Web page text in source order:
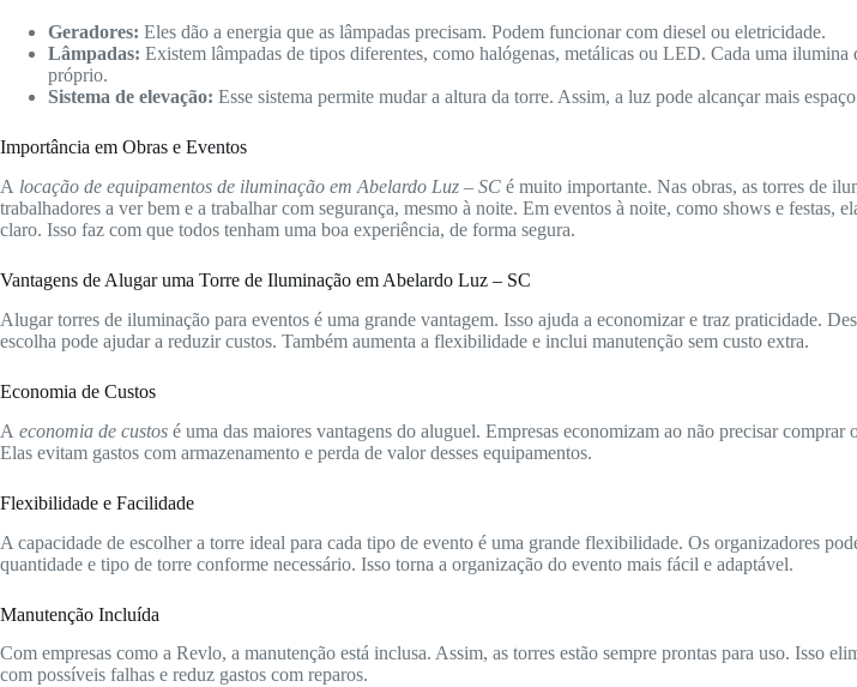
Geradores: Eles dão a energia que as lâmpadas precisam. Podem funcionar com diesel ou eletricidade.
Lâmpadas: Existem lâmpadas de tipos diferentes, como halógenas, metálicas ou LED. Cada uma ilumina
próprio.
Sistema de elevação: Esse sistema permite mudar a altura da torre. Assim, a luz pode alcançar mais
Importância em Obras e Eventos
A locação de equipamentos de iluminação em Abelardo Luz – SC é muito importante. Nas obras, as torres de
trabalhadores a ver bem e a trabalhar com segurança, mesmo à noite. Em eventos à noite, como shows e festas,
claro. Isso faz com que todos tenham uma boa experiência, de forma segura.
Vantagens de Alugar uma Torre de Iluminação em Abelardo Luz – SC
Alugar torres de iluminação para eventos é uma grande vantagem. Isso ajuda a economizar e traz praticidade.
escolha pode ajudar a reduzir custos. Também aumenta a flexibilidade e inclui manutenção sem custo extra.
Economia de Custos
A economia de custos é uma das maiores vantagens do aluguel. Empresas economizam ao não precisar comprar
Elas evitam gastos com armazenamento e perda de valor desses equipamentos.
Flexibilidade e Facilidade
A capacidade de escolher a torre ideal para cada tipo de evento é uma grande flexibilidade. Os organizadores
quantidade e tipo de torre conforme necessário. Isso torna a organização do evento mais fácil e adaptável.
Manutenção Incluída
Com empresas como a Revlo, a manutenção está inclusa. Assim, as torres estão sempre prontas para uso. Isso
com possíveis falhas e reduz gastos com reparos.